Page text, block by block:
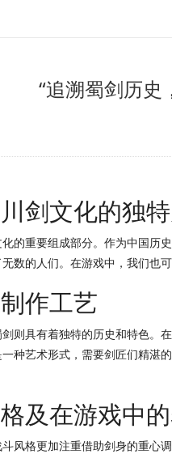
“追溯蜀剑历史
剑文化的独
的重要组成部分。作为中国历
数的人们。在游戏中，我们也
作工艺
则具有着独特的历史和特色。
种艺术形式，需要剑匠们精湛
及在游戏中
风格更加注重借助剑身的重心